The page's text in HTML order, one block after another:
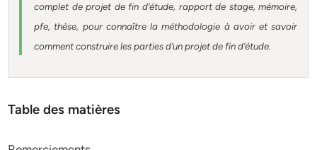
complet de projet de fin d’étude, rapport de stage, mémoire,
pfe, thèse, pour connaître la méthodologie à avoir et savoir
comment construire les parties d’un projet de fin d’étude.
Table des matières